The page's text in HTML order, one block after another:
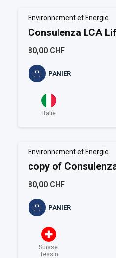
Environnement et Energie
Consulenza LCA
Assessment
80,00 CHF
PANIER
Italie
Environnement et Energie
copy of
ambientale ISO
80,00 CHF
PANIER
Suisse:
Tessin